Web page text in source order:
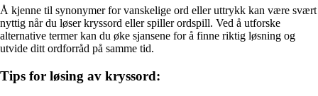
Å kjenne til synonymer for vanskelige ord eller uttrykk kan være svært
nyttig når du løser kryssord eller spiller ordspill. Ved å utforske
alternative termer kan du øke sjansene for å finne riktig løsning og
utvide ditt ordforråd på samme tid.
Tips for løsing av kryssord: